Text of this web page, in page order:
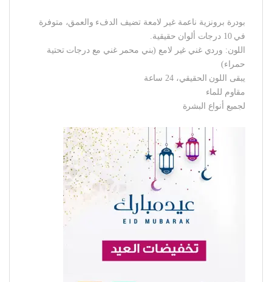
بودرة برونزية ناعمة غير لامعة تضيف الدفء والعمق، متوفرة
في 10 درجات ألوان حقيقية.
اللون: وردي غني غير لامع (بني محمر غني مع درجات تحتية
حمراء)
يبقى اللون الحقيقي، 24 ساعة
مقاوم للماء
لجميع أنواع البشرة